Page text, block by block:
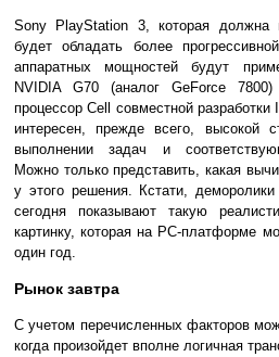
Sony PlayStation 3, которая должна
будет обладать более
аппаратных мощностей будут
NVIDIA G70 (аналог GeForce
процессор Cell совместной
интересен, прежде всего, высокой
выполнении задач и
Можно только представить, какая
у этого решения. Кстати,
сегодня показывают такую
картинку, которая на PC-платформе
один год.
Рынок завтра
С учетом перечисленных факторов
когда произойдет вполне логичная